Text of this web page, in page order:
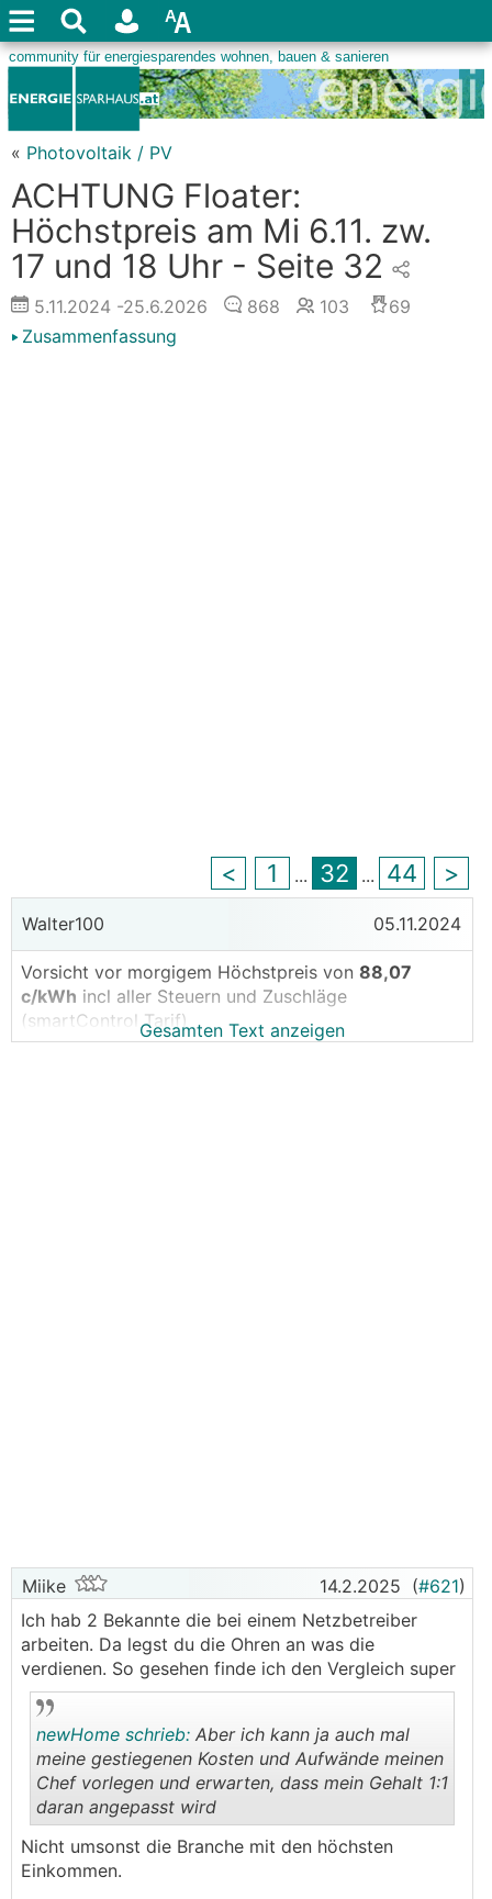
« Photovoltaik / PV
ACHTUNG Floater:
Höchstpreis am Mi 6.11. zw.
17 und 18 Uhr - Seite 32
5.11.2024 -25.6.2026 868 103
69
Zusammenfassung
< 1 ... 32 ... 44 >
Walter100 05.11.2024
Vorsicht vor morgigem Höchstpreis von 88,07
c/kWh incl aller Steuern und Zuschläge
(smartControl Tarif)
mm
Gesamten Text anzeigen
Miike 14.2.2025 (#621)
Ich hab 2 Bekannte die bei einem Netzbetreiber
arbeiten. Da legst du die Ohren an was die
verdienen. So gesehen finde ich den Vergleich super
..
newHome schrieb: Aber ich kann ja auch mal
meine gestiegenen Kosten und Aufwände meinen
Chef vorlegen und erwarten, dass mein Gehalt 1:1
daran angepasst wird
Nicht umsonst die Branche mit den höchsten
Einkommen.